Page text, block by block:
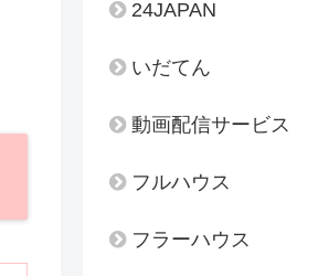
24JAPAN
いだてん
動画配信サービス
フルハウス
フラーハウス